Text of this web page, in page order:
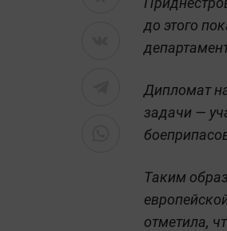
до этого
Дипломат
задачи —
Таким
отметила,